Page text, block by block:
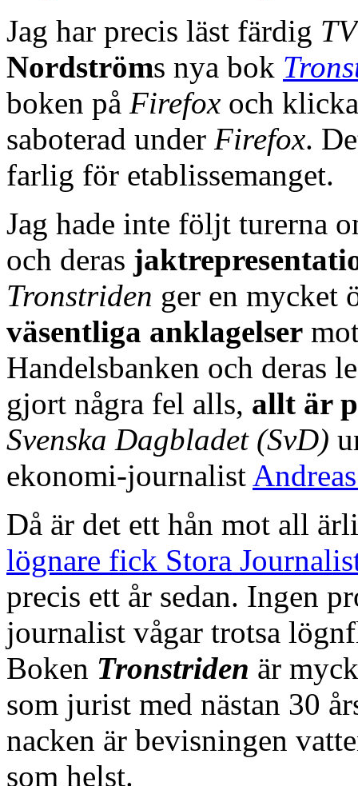
Jag har precis läst färdig
Nordströms nya bok
boken på Firefox och
saboterad under Firefox.
farlig för etablissemanget.
Jag hade inte följt turerna
och deras
Tronstriden ger en mycket
väsentliga anklagelser
Handelsbanken och deras
gjort några fel alls, allt är
Svenska Dagbladet (SvD)
ekonomi-journalist
Då är det ett hån mot all
lögnare fick Stora
precis ett år sedan. Ingen
journalist vågar trotsa
Boken Tronstriden är
som jurist med nästan 30
nacken är bevisningen
som helst.